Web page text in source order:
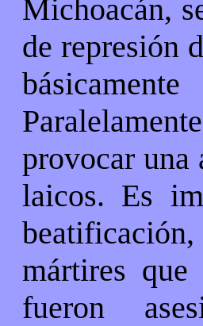
Michoacán,
de represión
provocar una
laicos. Es
beatificación,
mártires
fueron